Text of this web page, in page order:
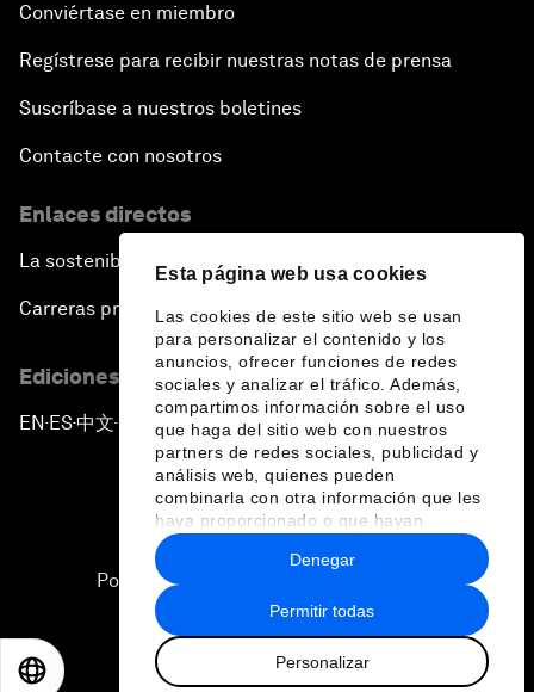
Esta página web usa cookies
Las cookies de este sitio web se usan
para personalizar el contenido y los
anuncios, ofrecer funciones de redes
sociales y analizar el tráfico. Además,
compartimos información sobre el uso
que haga del sitio web con nuestros
partners de redes sociales, publicidad y
análisis web, quienes pueden
combinarla con otra información que les
haya proporcionado o que hayan
recopilado a partir del uso que haya
hecho de sus servicios.
Permitir todas
Personalizar
Denegar
Conviértase en miembro
Regístrese para recibir nuestras notas de prensa
Suscríbase a nuestros boletines
Contacte con nosotros
Enlaces directos
La sostenibilidad en el Foro
Carreras profesionales
Ediciones en otros idiomas
EN ▪ES▪中文▪ 日本語
Política de privacidad y normas de uso
Sitemap
2026 Foro Económico Mundial